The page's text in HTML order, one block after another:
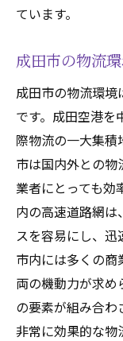
ビジネ
成田市
送
成田市
軽貨物
成田市
用例
成田市の軽
割
成田市
送
ています。
成田市の物流
成田市の物流環
です。成田空港を
際物流の一大集積
市は国内外との物
業者にとっても効
内の高速道路網は
スを容易にし、迅
市内には多くの
両の機動力が求め
の要素が組み合
非常に効果的な物